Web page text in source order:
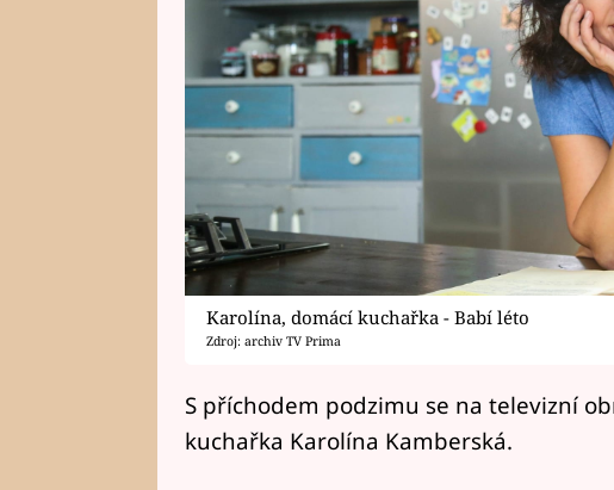
Karolína, domácí kuchařka - Babí léto
Zdroj: archiv TV Prima
S příchodem podzimu se na televizní
kuchařka Karolína Kamberská.